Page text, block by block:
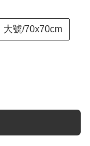
大號/70x70cm